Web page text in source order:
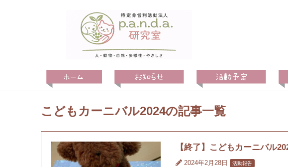
こどもカーニバル2024の記事一覧
【終了】こどもカーニバル
2024年2月28日 活動報告